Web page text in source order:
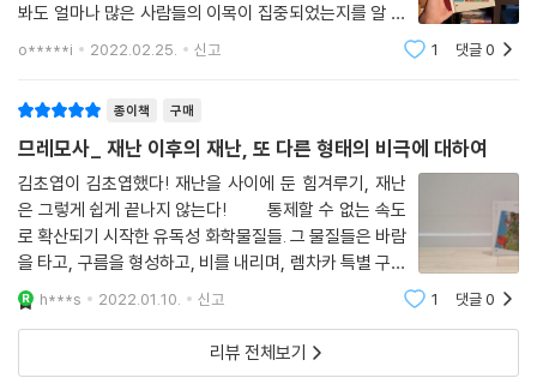
므레모사에서 발생한 ‘재난’의 발생과 추이가 그려내는 풍경은 그리 낯설
디스토피아는 아니다. 오히려 므레모사의 재난이 불러일으키는 느낌은 ‘낯
익은 두려움unheim unheimlich lich’이다. (……) ’므레모사’의 서사는
재난 이후 트라우마와 더불어 혹은 진행 중인 재난과 함께 ‘어떻게 살아갈
것인가’라는 문제로도 읽힌다. 하지만 이 소설의 서사는 자연재해, 전염병
등 재난의 파국을 극복해온 소위 ‘인류 문명사’를 반영하는 구원의 묵시록
적 서사와는 거리가 멀다. (……) 『므레모사』의 서사에는 사건으로서 그 일
이 벌어진 과거 그리고 지금인 현재만이 있다. 이 두 시제를 오가는 반복에
서 발생하는 차이의 역량이 『므레모사』의 서사를 작동시킨다. 그러기에 이
서사에 던져질 질문은, 재난의 과거는 사라지지 않은 채 왜 반복되어 ‘힘들
의 지대’를 만들면서 재현되는가일 것이다. 아니다. 오히려 이렇게 물어야
봐도 얼마나 많은 사람들의 이목이 집중되었는지를 알 수
o*****i 2022.02.25. 신고 1 댓글0
종이책 구매
므레모사_ 재난 이후의 재난, 또 다른 형태의 비극에 대하여
김초엽이 김초엽했다! 재난을 사이에 둔 힘겨루기, 재난
은 그렇게 쉽게 끝나지 않는다! 통제할 수 없는 속도
로 확산되기 시작한 유독성 화학물질들. 그 물질들은 바람
을 타고, 구름을 형성하고, 비를 내리며, 렘차카 특별 구역
과 인근 도시들과 농작지와 식수원을 광범위하게 초토화
해버렸다. 당국이 사람들을 대피시켜야 한다고 결정한 건
h***s 2022.01.10. 신고 1 댓글0
리뷰 전체보기